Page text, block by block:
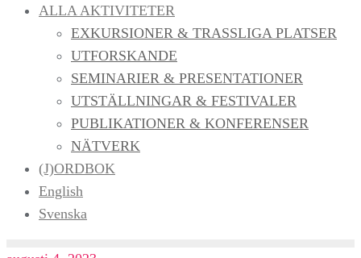
ALLA AKTIVITETER
EXKURSIONER & TRASSLIGA PLATSER
UTFORSKANDE
SEMINARIER & PRESENTATIONER
UTSTÄLLNINGAR & FESTIVALER
PUBLIKATIONER & KONFERENSER
NÄTVERK
(J)ORDBOK
English
Svenska